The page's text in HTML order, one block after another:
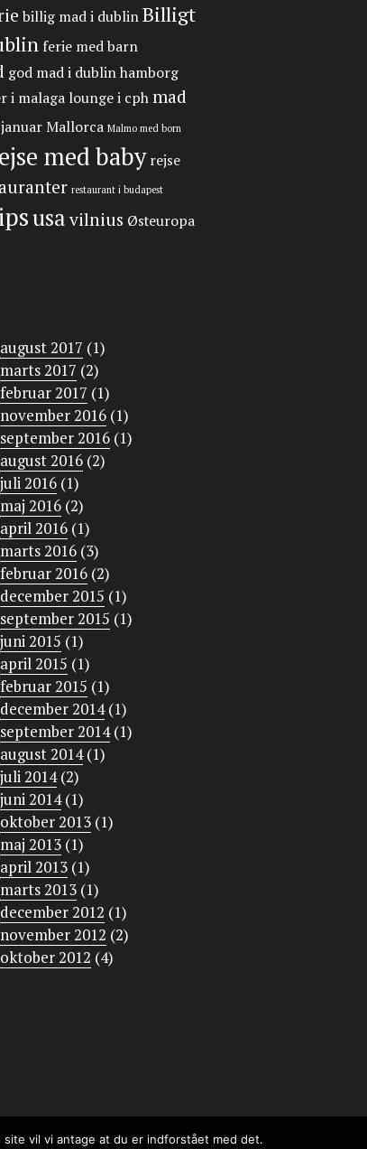
billig mad i dublin Billigt
ferie med barn
god mad i dublin hamborg
i malaga lounge i cph mad
Mallorca Malmo med born
med baby rejse
restaurant i budapest
usa vilnius Østeuropa
august 2017 (1)
marts 2017 (2)
februar 2017 (1)
november 2016(1)
september 2016(1)
august 2016(2)
juli 2016(1)
maj 2016(2)
april 2016(1)
marts 2016(3)
februar 2016(2)
december 2015 (1)
september 2015 (1)
juni 2015 (1)
april 2015 (1)
februar 2015 (1)
december 2014(1)
september 2014(1)
august 2014(1)
juli 2014(2)
juni 2014(1)
oktober 2013(1)
maj 2013(1)
april 2013(1)
marts 2013(1)
december 2012 (1)
november 2012 (2)
oktober 2012 (4)
vil vi antage at du er indforstået med det.